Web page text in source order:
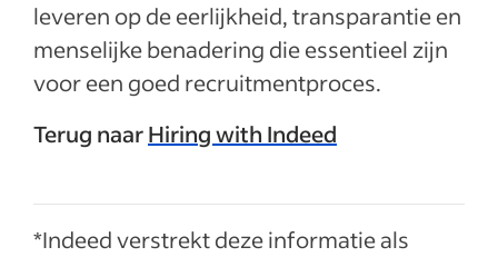
leveren op de eerlijkheid, transparantie en
menselijke benadering die essentieel zijn
voor een goed recruitmentproces.
Terug naarHiring with Indeed
*Indeed verstrekt deze informatie als